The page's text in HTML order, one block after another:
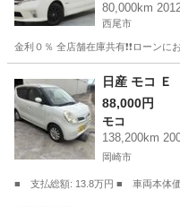
80,000km
西尾市
金利０％ 全店舗在庫共有❗️❗️ローン
セレナ ロ
日産 モコ Ｅ
88,000円
モコ
138,200km
岡崎市
■ 支払総額: 13.8万円 ■ 車両本